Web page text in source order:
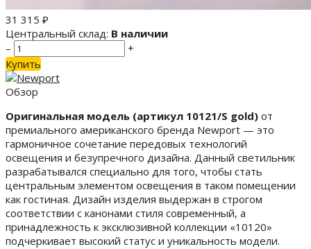
31 315 ₽
Центральный склад: В наличии
–
+
Купить
Обзор
Оригинальная модель (артикул 10121/S gold) от
премиального американского бренда Newport — это
гармоничное сочетание передовых технологий
освещения и безупречного дизайна. Данный светильник
разрабатывался специально для того, чтобы стать
центральным элементом освещения в таком помещении
как гостиная. Дизайн изделия выдержан в строгом
соответствии с канонами стиля современный, а
принадлежность к эксклюзивной коллекции «10120»
подчеркивает высокий статус и уникальность модели.